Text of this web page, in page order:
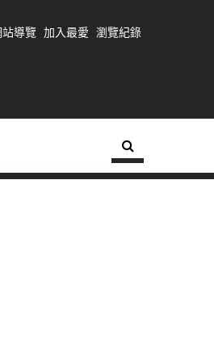
導覽 加入最愛 瀏覽紀錄